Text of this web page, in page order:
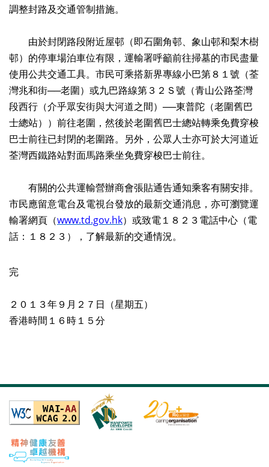
調整封路及交通管制措施。
由於封閉路段附近屋邨（即石圍角邨、象山邨和梨木樹
邨）的停車場泊車位有限，運輸署呼籲前往掃墓的市民盡量
使用公共交通工具。市民可乘搭新界專線小巴第８１號（荃
灣兆和街──老圍）或九巴路線第３２Ｓ號（青山公路荃灣
段西行（介乎眾安街與大河道之間）──東普陀（老圍舊巴
士總站））前往老圍，然後於老圍舊巴士總站轉乘免費穿梭
巴士前往已封閉的老圍路。另外，公眾人士亦可於大河道近
荃灣西鐵路站對面馬路乘坐免費穿梭巴士前往。
有關的公共運輸營辦商會張貼通告通知乘客有關安排。
市民應留意電台及電視台發放的最新交通消息，亦可瀏覽運
輸署網頁（www.td.gov.hk）或致電１８２３電話中心（電
話：１８２３），了解最新的交通情況。
完
２０１３年９月２７日（星期五）
香港時間１６時１５分